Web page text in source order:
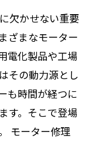
欠かせない重要
ざまなモーター
電化製品や工場
その動力源とし
も時間が経つに
す。そこで登場
モーター修理